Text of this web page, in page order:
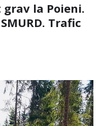
grav la Poieni.
Trafic